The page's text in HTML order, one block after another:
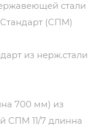
стали
(СПМ)
из нерж.стали
700 мм) из
СПМ 11/7 длинна